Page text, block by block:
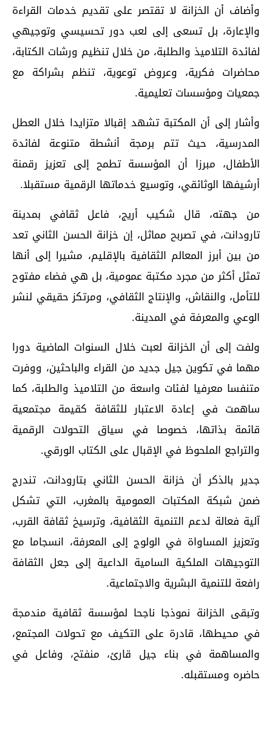
وأضاف أن الخزانة لا تقتصر على تقديم خدمات القراءة
والإعارة، بل تسعى إلى لعب دور تحسيسي وتوجيهي
لفائدة التلاميذ والطلبة، من خلال تنظيم ورشات الكتابة،
محاضرات فكرية، وعروض توعوية، تنظم بشراكة مع
جمعيات ومؤسسات تعليمية.
وأشار إلى أن المكتبة تشهد إقبالا متزايدا خلال العطل
المدرسية، حيث تتم برمجة أنشطة متنوعة لفائدة
الأطفال، مبرزا أن المؤسسة تطمح إلى تعزيز رقمنة
أرشيفها الوثائقي، وتوسيع خدماتها الرقمية مستقبلا.
من جهته، قال شكيب أريج، فاعل ثقافي بمدينة
تارودانت، في تصربح مماثل، إن خزانة الحسن الثاني تعد
من بين أبرز المعالم الثقافية بالإقليم، مشيرا إلى أنها
تمثل أكثر من مجرد مكتبة عمومية، بل هي فضاء مفتوح
للتأمل، والنقاش، والإنتاج الثقافي، ومرتكز حقيقي لنشر
الوعي والمعرفة في المدينة.
ولفت إلى أن الخزانة لعبت خلال السنوات الماضية دورا
مهما في تكوين جيل جديد من القراء والباحثين، ووفرت
متنفسا معرفيا لفئات واسعة من التلاميذ والطلبة، كما
ساهمت في إعادة الاعتبار للثقافة كقيمة مجتمعية
قائمة بذاتها، خصوصا في سياق التحولات الرقمية
والتراجع الملحوظ في الإقبال على الكتاب الورقي.
جدير بالذكر أن خزانة الحسن الثاني بتارودانت، تندرج
ضمن شبكة المكتبات العمومية بالمغرب، التي تشكل
آلية فعالة لدعم التنمية الثقافية، وترسيخ ثقافة القرب،
وتعزيز المساواة في الولوج إلى المعرفة، انسجاما مع
التوجيهات الملكية السامية الداعية إلى جعل الثقافة
رافعة للتنمية البشرية والاجتماعية.
وتبقى الخزانة نموذجا ناجحا لمؤسسة ثقافية مندمجة
في محيطها، قادرة على التكيف مع تحولات المجتمع،
والمساهمة في بناء جيل قارئ، منفتح، وفاعل في
حاضره ومستقبله.